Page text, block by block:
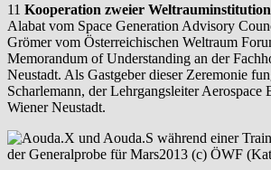
11 Kooperation zweier
Alabat vom Space Generation Advisory
Grömer vom Österreichischen Weltraum
Memorandum of Understanding an der
Neustadt. Als Gastgeber dieser Zeremonie
Scharlemann, der Lehrgangsleiter Aerospace
Wiener Neustadt.